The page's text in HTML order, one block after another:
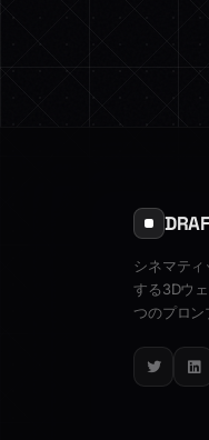
シネマテ
する3Dウ
つのプロン
Twitter